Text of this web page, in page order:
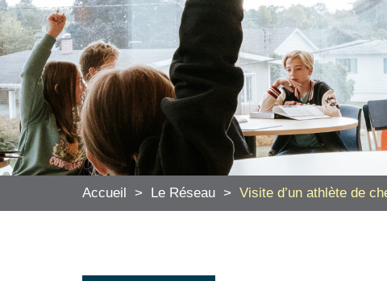
Accueil > Le Réseau > Visite d’un athlète de